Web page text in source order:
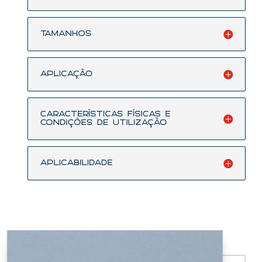
Tamanhos
Aplicação
CARACTERÍSTICAS FÍSICAS E
CONDIÇÕES DE UTILIZAÇÃO
Aplicabilidade